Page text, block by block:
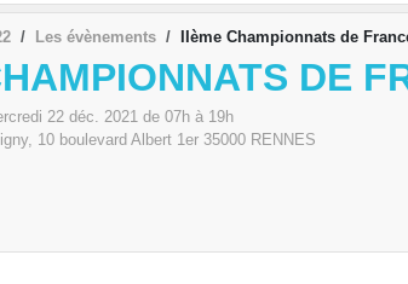
Les évènements IIème Championnats de
DE
22 déc. 2021 de 07h à 19h
10 boulevard Albert 1er 35000 RENNES